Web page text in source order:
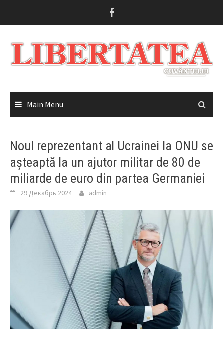
Main Menu
Noul reprezentant al Ucrainei la ONU se
așteaptă la un ajutor militar de 80 de
miliarde de euro din partea Germaniei
29 Декабрь 2024 admin